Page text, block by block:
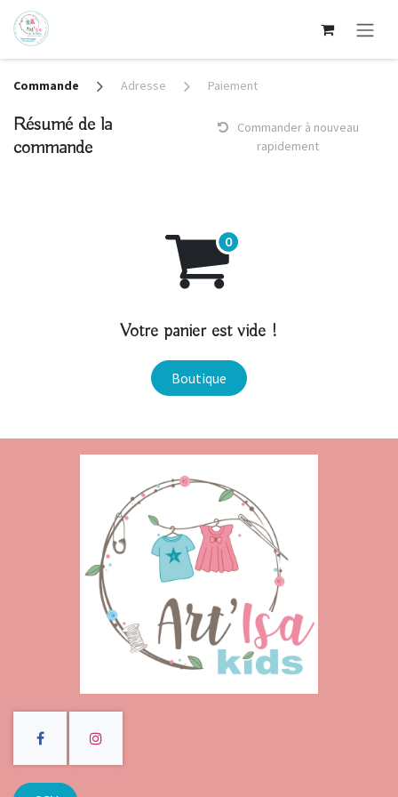
Se rendre au contenu
Commande Adresse Paiement
Résumé de la
commande
Commander à nouveau
rapidement
Votre panier est vide !
Boutique